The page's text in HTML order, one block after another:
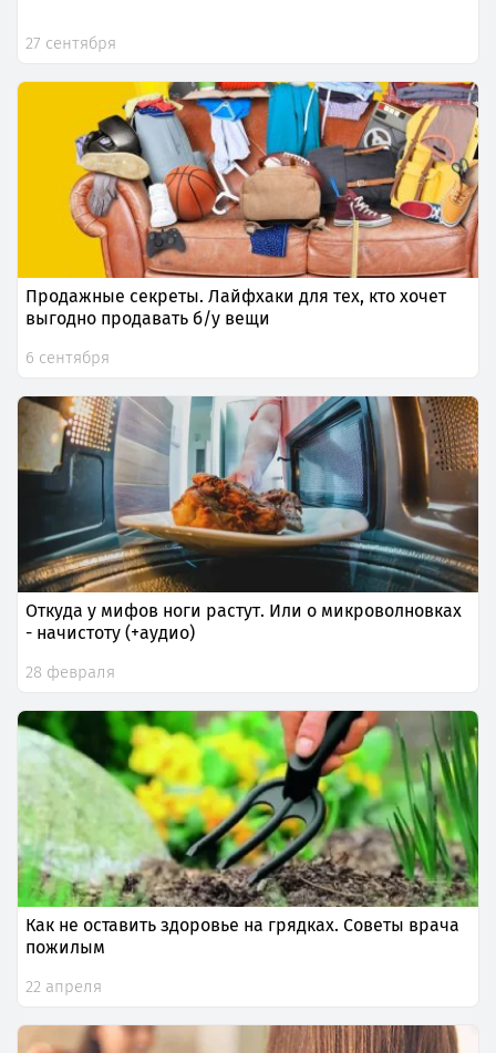
27 сентября
Продажные секреты. Лайфхаки для тех, кто хочет
выгодно продавать б/у вещи
6 сентября
Откуда у мифов ноги растут. Или о микроволновках
- начистоту (+аудио)
28 февраля
Как не оставить здоровье на грядках. Советы врача
пожилым
22 апреля